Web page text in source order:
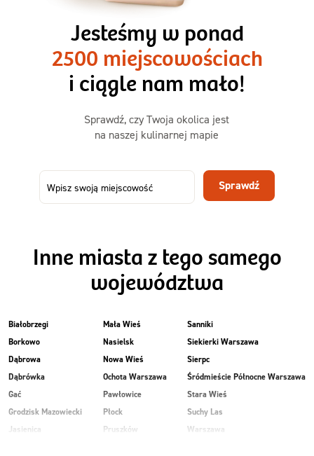
1500kcal - 2250kcal
3 sycące posiłki o większej objętości. Mniej dań,
ta sama wygoda!
50,31 zł
73,99
-32%
Menu
Jesteśmy w ponad
2500 miejscowościach
i ciągle nam mało!
Sprawdź, czy Twoja okolica jest
na naszej kulinarnej mapie
Sprawdź
Inne miasta z tego samego
województwa
Białobrzegi
Borkowo
Dąbrowa
Dąbrówka
Gać
Grodzisk Mazowiecki
Jasienica
Mała Wieś
Nasielsk
Nowa Wieś
Ochota Warszawa
Pawłowice
Płock
Pruszków
Sanniki
Siekierki Warszawa
Sierpc
Śródmieście Północne Warszawa
Stara Wieś
Suchy Las
Warszawa